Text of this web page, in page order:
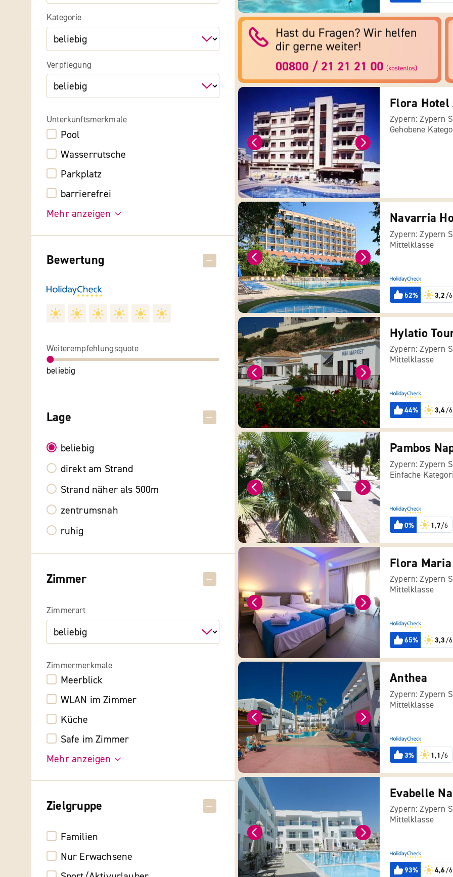
Kategorie
Verpflegung
Unterkunftsmerkmale
Pool
Wasserrutsche
Parkplatz
barrierefrei
Mehr anzeigen
Bewertung
Weiterempfehlungsquote
beliebig
Lage
beliebig
direkt am Strand
Strand näher als 500m
zentrumsnah
ruhig
Zimmer
Zimmerart
Zimmermerkmale
Meerblick
WLAN im Zimmer
Küche
Safe im Zimmer
Mehr anzeigen
Zielgruppe
Familien
Nur Erwachsene
Flora
Zypern: Zypern
Gehobene
Navarria
Zypern: Zypern
Mittelklasse
52% 3,2/6
Hylatio
Zypern: Zypern
Mittelklasse
44% 3,4/6
Pambos
Zypern: Zypern
Einfache
0% 1,7/6
Flora
Zypern: Zypern
Mittelklasse
65% 3,3/6
Anthea
Zypern: Zypern
Mittelklasse
3% 1,1 /6
Evabelle
Zypern: Zypern
Mittelklasse
93% 4,6/6